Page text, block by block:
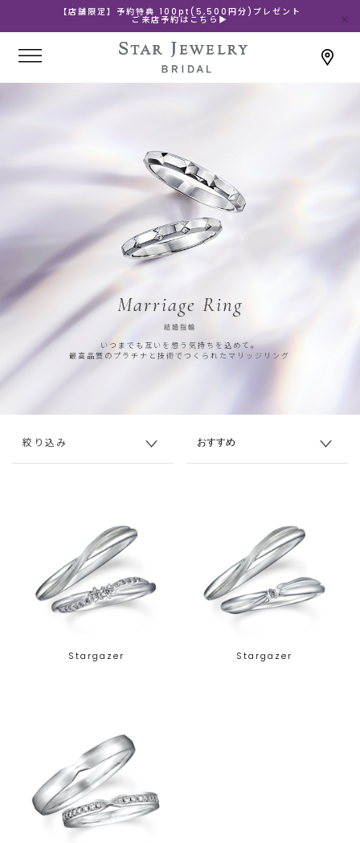
【店舗限定】予約特典 100pt(5,500円分)プレゼント
ご来店予約はこちら▶
Marriage Ring
結婚指輪
いつまでも互いを想う気持ちを込めて。
最高品質のプラチナと技術でつくられたマリッジリング
絞り込み
Stargazer Stargazer